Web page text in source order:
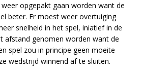
opgepakt gaan worden want de
beter. Er moest weer overtuiging
snelheid in het spel, iniatief in de
afstand genomen worden want de
spel zou in principe geen moeite
wedstrijd winnend af te sluiten.